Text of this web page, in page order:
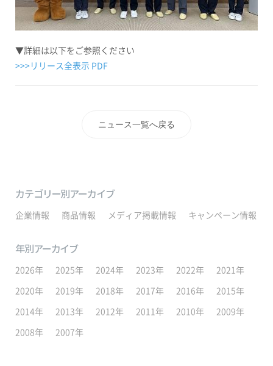
▼詳細は以下をご参照ください
>>> リリース全表示 PDF
ニュース一覧へ戻る
カテゴリー別アーカイブ
企業情報 商品情報 メディア掲載情報 キャンペーン情報
年別アーカイブ
2026年 2025年 2024年 2023年 2022年
2021年
2020年
2019年 2018年 2017年 2016年
2015年
2014年
2013年 2012年 2011年 2010年
2009年
2008年
2007年